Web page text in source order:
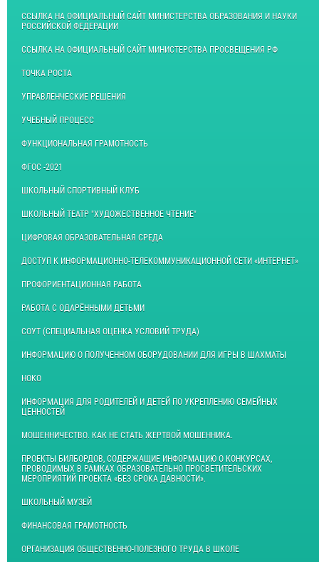
ССЫЛКА НА ОФИЦИАЛЬНЫЙ САЙТ МИНИСТЕРСТВА ОБРАЗОВАНИЯ И НАУКИ
РОССИЙСКОЙ ФЕДЕРАЦИИ
ССЫЛКА НА ОФИЦИАЛЬНЫЙ САЙТ МИНИСТЕРСТВА ПРОСВЕЩЕНИЯ РФ
ТОЧКА РОСТА
УПРАВЛЕНЧЕСКИЕ РЕШЕНИЯ
УЧЕБНЫЙ ПРОЦЕСС
ФУНКЦИОНАЛЬНАЯ ГРАМОТНОСТЬ
ФГОС -2021
ШКОЛЬНЫЙ СПОРТИВНЫЙ КЛУБ
ШКОЛЬНЫЙ ТЕАТР "ХУДОЖЕСТВЕННОЕ ЧТЕНИЕ"
ЦИФРОВАЯ ОБРАЗОВАТЕЛЬНАЯ СРЕДА
ДОСТУП К ИНФОРМАЦИОННО-ТЕЛЕКОММУНИКАЦИОННОЙ СЕТИ «ИНТЕРНЕТ»
ПРОФОРИЕНТАЦИОННАЯ РАБОТА
РАБОТА С ОДАРЁННЫМИ ДЕТЬМИ
СОУТ (СПЕЦИАЛЬНАЯ ОЦЕНКА УСЛОВИЙ ТРУДА)
ИНФОРМАЦИЮ О ПОЛУЧЕННОМ ОБОРУДОВАНИИ ДЛЯ ИГРЫ В ШАХМАТЫ
НОКО
ИНФОРМАЦИЯ ДЛЯ РОДИТЕЛЕЙ И ДЕТЕЙ ПО УКРЕПЛЕНИЮ СЕМЕЙНЫХ
ЦЕННОСТЕЙ
МОШЕННИЧЕСТВО. КАК НЕ СТАТЬ ЖЕРТВОЙ МОШЕННИКА.
ПРОЕКТЫ БИЛБОРДОВ, СОДЕРЖАЩИЕ ИНФОРМАЦИЮ О КОНКУРСАХ,
ПРОВОДИМЫХ В РАМКАХ ОБРАЗОВАТЕЛЬНО ПРОСВЕТИТЕЛЬСКИХ
МЕРОПРИЯТИЙ ПРОЕКТА «БЕЗ СРОКА ДАВНОСТИ».
ШКОЛЬНЫЙ МУЗЕЙ
ФИНАНСОВАЯ ГРАМОТНОСТЬ
ОРГАНИЗАЦИЯ ОБЩЕСТВЕННО-ПОЛЕЗНОГО ТРУДА В ШКОЛЕ